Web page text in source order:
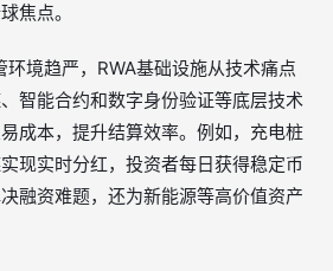
焦点。
境趋严，RWA基础设施从技术痛点
智能合约和数字身份验证等底层技术
成本，提升结算效率。例如，充电桩
现实时分红，投资者每日获得稳定币
融资难题，还为新能源等高价值资产